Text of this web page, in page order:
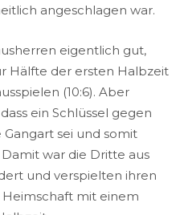
angeschlagen war.
eigentlich gut,
Hälfte der ersten Halbzeit
(10:6). Aber
ein Schlüssel gegen
sei und somit
war die Dritte aus
und verspielten ihren
Heimschaft mit einem